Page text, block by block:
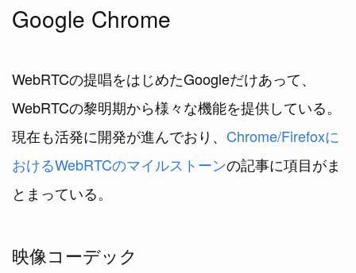
Google Chrome
WebRTCの提唱をはじめたGoogleだけあって、
WebRTCの黎明期から様々な機能を提供している。
現在も活発に開発が進んでおり、 Chrome/Firefoxに
おけるWebRTCのマイルストーンの記事に項目がま
とまっている。
映像コーデック